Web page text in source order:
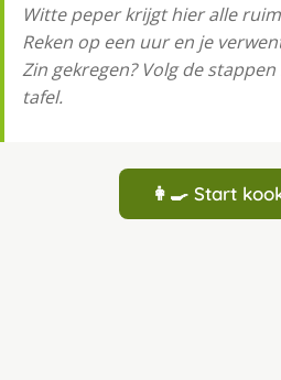
Witte peper krijgt hier alle
Reken op een uur en je
Zin gekregen? Volg de
tafel.
👩‍🍳 Start